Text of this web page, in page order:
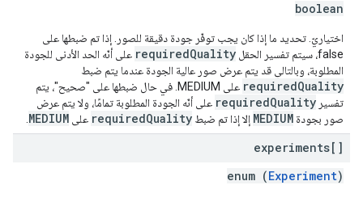
boolean
اختياريّ. تحديد ما إذا كان يجب توفّر جودة دقيقة للصور. إذا تم ضبطها على
false، سيتم تفسير الحقل
requiredQuality على أنّه الحد الأدنى للجودة
المطلوبة، وبالتالي قد يتم عرض صور عالية الجودة عندما يتم ضبط
requiredQuality
على MEDIUM. في حال ضبطها على "صحيح"، يتم
تفسير requiredQuality على أنّه الجودة المطلوبة تمامًا، ولا يتم عرض
صور بجودة MEDIUM إلا إذا تم ضبط requiredQuality على MEDIUM
experiments[]
enum (Experiment)